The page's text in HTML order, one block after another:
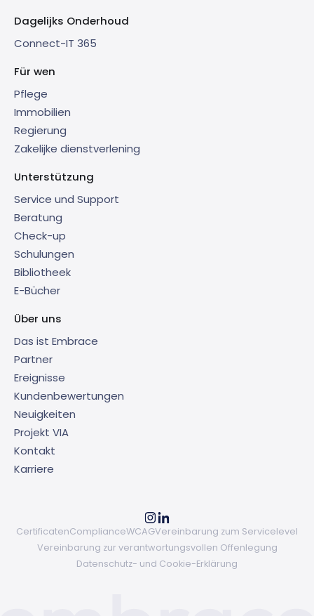
Dagelijks Onderhoud
Connect-IT 365
Für wen
Pflege
Immobilien
Regierung
Zakelijke dienstverlening
Unterstützung
Service und Support
Beratung
Check-up
Schulungen
Bibliotheek
E-Bücher
Über uns
Das ist Embrace
Partner
Ereignisse
Kundenbewertungen
Neuigkeiten
Projekt VIA
Kontakt
Karriere
CertificatenComplianceWCAGVereinbarung zum Servicelevel
Vereinbarung zur verantwortungsvollen Offenlegung
Datenschutz- und Cookie-Erklärung